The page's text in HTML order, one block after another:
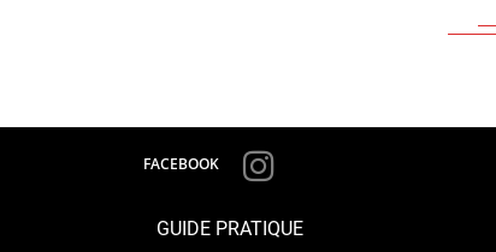
FACEBOOK
GUIDE PRATIQUE